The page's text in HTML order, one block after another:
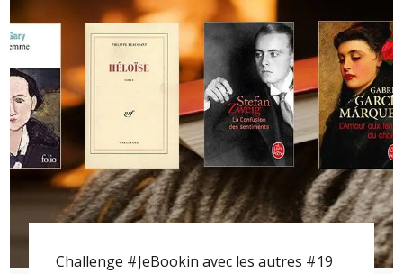
Challenge #JeBookin avec les autres #19